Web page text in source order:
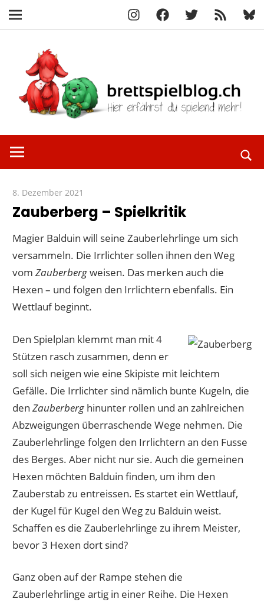
InstagramFacebook
X
RSS-
Feed
Navigation
springen
erfährst
mehr!
8. Dezember 2021
Zauberberg – Spielkritik
Magier Balduin will seine Zauberlehrlinge um sich
versammeln. Die Irrlichter sollen ihnen den Weg
vomZauberbergweisen. Das merken auch die
Hexen – und folgen den Irrlichtern ebenfalls. Ein
Wettlauf beginnt.
Den Spielplan klemmt man mit 4
Stützen rasch zusammen, denn er
soll sich neigen wie eine Skipiste mit leichtem
Gefälle. Die Irrlichter sind nämlich bunte Kugeln, die
denZauberberg hinunter rollen und an zahlreichen
Abzweigungen überraschende Wege nehmen. Die
Zauberlehrlinge folgen den Irrlichtern an den Fusse
des Berges. Aber nicht nur sie. Auch die gemeinen
Hexen möchten Balduin finden, um ihm den
Zauberstab zu entreissen. Es startet ein Wettlauf,
der Kugel für Kugel den Weg zu Balduin weist.
Schaffen es die Zauberlehrlinge zu ihrem Meister,
bevor 3 Hexen dort sind?
Ganz oben auf der Rampe stehen die
Zauberlehrlinge artig in einer Reihe. Die Hexen